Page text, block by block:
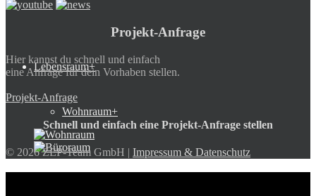
Lebensraum+
Wohnraum+
Projekt-Anfrage
Hier kannst du schnell und einfach
eine Anfrage für dein Vorhaben stellen.
Projekt-Anfrage
Schnell und einfach eine Projekt-Anfrage stellen
© 2026 ZEP-Team GmbH | Impressum & Datenschutz